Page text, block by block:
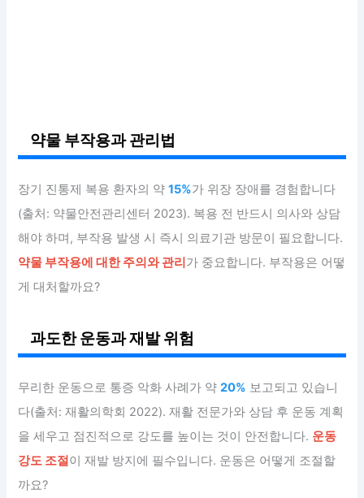
약물 부작용과 관리법
장기 진통제 복용 환자의 약15%가 위장 장애를 경험합니다
(출처: 약물안전관리센터 2023). 복용 전 반드시 의사와 상담
해야 하며, 부작용 발생 시 즉시 의료기관 방문이 필요합니다.
약물 부작용에 대한 주의와 관리가 중요합니다. 부작용은 어떻
게 대처할까요?
과도한 운동과 재발 위험
무리한 운동으로 통증 악화 사례가 약20% 보고되고 있습니
다(출처: 재활의학회 2022). 재활 전문가와 상담 후 운동 계획
을 세우고 점진적으로 강도를 높이는 것이 안전합니다. 운동
강도 조절이 재발 방지에 필수입니다. 운동은 어떻게 조절할
까요?